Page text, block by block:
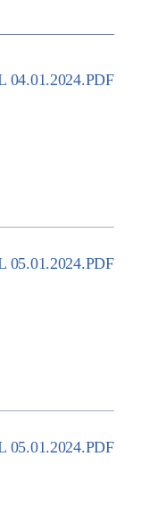
News &
04.01.2024.PDF
05.01.2024.PDF
05.01.2024.PDF